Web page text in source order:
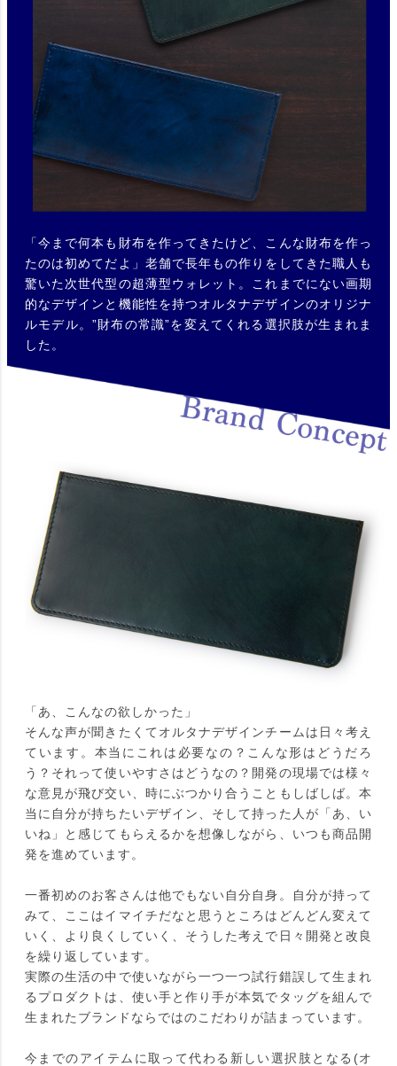
「今まで何本も財布を作ってきたけど、こんな財布を作っ
たのは初めてだよ」老舗で長年もの作りをしてきた職人も
驚いた次世代型の超薄型ウォレット。これまでにない画期
的なデザインと機能性を持つオルタナデザインのオリジナ
ルモデル。”財布の常識”を変えてくれる選択肢が生まれま
した。
「あ、こんなの欲しかった」
そんな声が聞きたくてオルタナデザインチームは日々考え
ています。本当にこれは必要なの？こんな形はどうだろ
う？それって使いやすさはどうなの？開発の現場では様々
な意見が飛び交い、時にぶつかり合うこともしばしば。本
当に自分が持ちたいデザイン、そして持った人が「あ、い
いね」と感じてもらえるかを想像しながら、いつも商品開
発を進めています。
一番初めのお客さんは他でもない自分自身。自分が持って
みて、ここはイマイチだなと思うところはどんどん変えて
いく、より良くしていく、そうした考えで日々開発と改良
を繰り返しています。
実際の生活の中で使いながら一つ一つ試行錯誤して生まれ
るプロダクトは、使い手と作り手が本気でタッグを組んで
生まれたブランドならではのこだわりが詰まっています。
今までのアイテムに取って代わる新しい選択肢となる(オ